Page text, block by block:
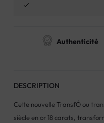
Authenticité
DESCRIPTION
Cette nouvelle TransfÓ ou
siècle en or 18 carats,